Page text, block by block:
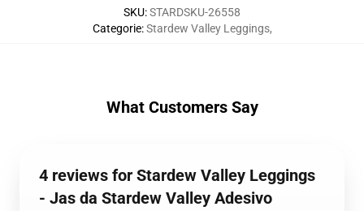
SKU:STARDSKU-26558
Categorie:Stardew Valley Leggings,
What Customers Say
4 reviews for Stardew Valley Leggings
- Jas da Stardew Valley Adesivo